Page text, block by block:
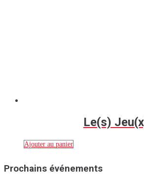
Le(s)
Ajouter au panier
Prochains événements